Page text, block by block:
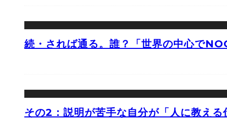
続・されば通る。誰？「世界の中心で
その2：説明が苦手な自分が「人に教え